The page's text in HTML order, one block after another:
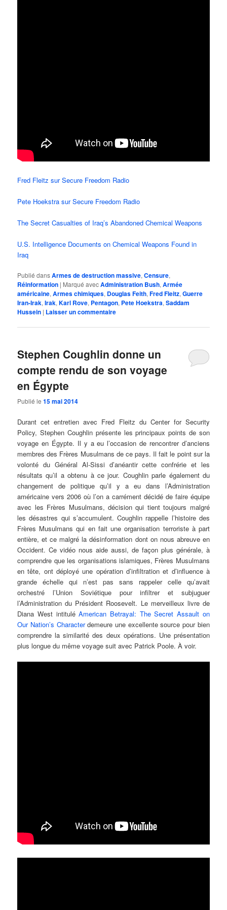
Fred Fleitz sur Secure Freedom Radio
Pete Hoekstra sur Secure Freedom Radio
The Secret Casualties of Iraq’s Abandoned Chemical Weapons
U.S. Intelligence Documents on Chemical Weapons Found in
Iraq
Publié dansArmes de destruction massive,Censure,
Réinformation | Marqué avecAdministration Bush,Armée
américaine,Armes chimiques, Douglas Feith,Fred Fleitz,Guerre
Iran-Irak,Irak,Karl Rove, Pentagon, Pete Hoekstra,Saddam
Hussein | Laisser un commentaire
Stephen Coughlin donne un
compte rendu de son voyage
en Égypte
Publié le15 mai 2014
Durant cet entretien avec Fred Fleitz du Center for Security
Policy, Stephen Coughlin présente les principaux points de son
voyage en Égypte. Il y a eu l’occasion de rencontrer d’anciens
membres des Frères Musulmans de ce pays. Il fait le point sur la
volonté du Général Al-Sissi d’anéantir cette confrérie et les
résultats qu’il a obtenu à ce jour. Coughlin parle également du
changement de politique qu’il y a eu dans l’Administration
américaine vers 2006 où l’on a carrément décidé de faire équipe
avec les Frères Musulmans, décision qui tient toujours malgré
les désastres qui s’accumulent. Coughlin rappelle l’histoire des
Frères Musulmans qui en fait une organisation terroriste à part
entière, et ce malgré la désinformation dont on nous abreuve en
Occident. Ce vidéo nous aide aussi, de façon plus générale, à
comprendre que les organisations islamiques, Frères Musulmans
en tête, ont déployé une opération d’infiltration et d’influence à
grande échelle qui n’est pas sans rappeler celle qu’avait
orchestré l’Union Soviétique pour infiltrer et subjuguer
l’Administration du Président Roosevelt. Le merveilleux livre de
Diana West intituléAmerican Betrayal: The Secret Assault on
Our Nation’s Characterdemeure une excellente source pour bien
comprendre la similarité des deux opérations. Une présentation
plus longue du même voyage suit avec Patrick Poole. À voir.